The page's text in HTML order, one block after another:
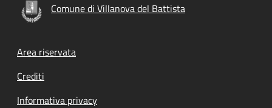
Comune di Villanova del Battista
Footer menu
Area riservata
Crediti
Informativa privacy